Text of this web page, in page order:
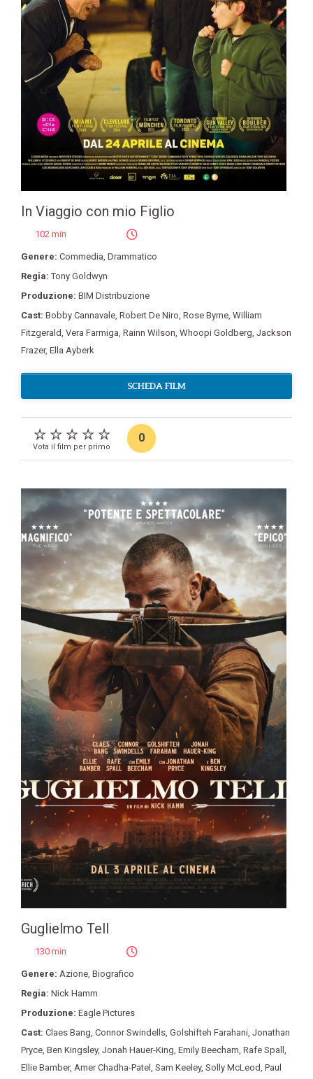
In Viaggio con mio Figlio
102 min
Genere: Commedia Drammatico
Regia:Tony Goldwyn
Produzione: BIM Distribuzione
Cast: Bobby Cannavale Robert De Niro Rose Byrne William
Fitzgerald Vera Farmiga Rainn Wilson Whoopi Goldberg Jackson
Frazer, Ella Ayberk
SCHEDA FILM
Vota il film per primo
0
Guglielmo Tell
130 min
Genere: Azione, Biografico
Regia: Nick Hamm
Produzione: Eagle Pictures
Cast: Claes Bang, Connor Swindells, Golshifteh Farahani, Jonathan
Pryce, Ben Kingsley, Jonah Hauer-King, Emily Beecham, Rafe Spall ,
Ellie Bamber, Amer Chadha-Patel , Sam Keeley, Solly McLeod, Paul